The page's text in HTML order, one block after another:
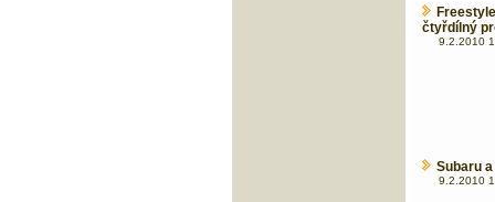
čtyřdílný
9.2.2010
Subaru
9.2.2010